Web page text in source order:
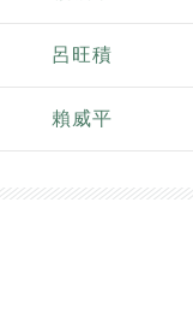
呂旺積
賴威平